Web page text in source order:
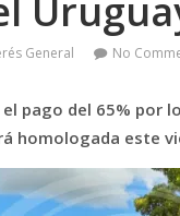
General No
pago del 65% por
homologada este